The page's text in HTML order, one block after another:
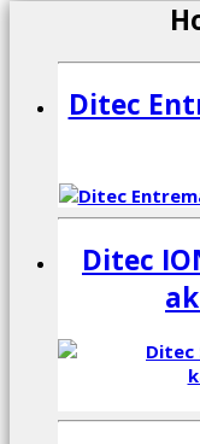
Ditec
Ditec